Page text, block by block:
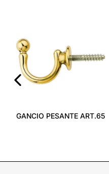
GANCIO PESANTE ART.65